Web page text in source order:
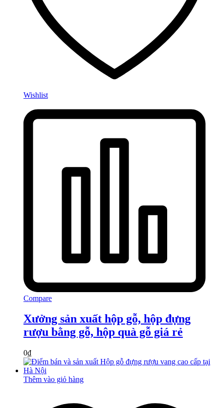
Wishlist
Compare
Xưởng sản xuất hộp gỗ, hộp đựng
rượu bằng gỗ, hộp quà gỗ giá rẻ
0₫
Thêm vào giỏ hàng